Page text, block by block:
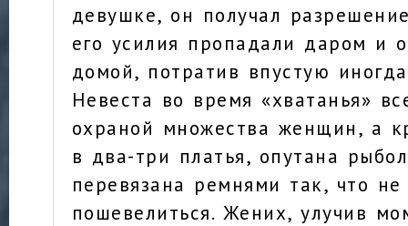
девушке, он получал
его усилия пропадали даром и
домой, потратив впустую
Невеста во время «хватанья»
охраной множества женщин, а
в два-три платья, опутана
перевязана ремнями так, что не
пошевелиться. Жених, улучив